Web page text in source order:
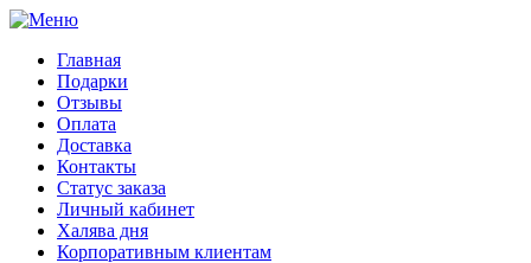
Главная
Подарки
Отзывы
Оплата
Доставка
Контакты
Статус заказа
Личный кабинет
Халява дня
Корпоративным клиентам